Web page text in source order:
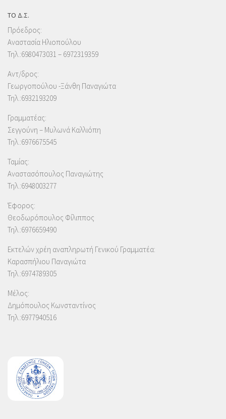
ΤΟ Δ.Σ.
Πρόεδρος:
Αναστασία Ηλιοπούλου
Τηλ.:6980473031 – 6972319359
Αντ/δρος:
Γεωργοπούλου -Ξάνθη Παναγιώτα
Τηλ.:6932193209
Γραμματέας:
Σεγγούνη – Μυλωνά Καλλιόπη
Τηλ.:6976675545
Ταμίας:
Αναστασόπουλος Παναγιώτης
Τηλ.:6948003277
Έφορος:
Θεοδωρόπουλος Φίλιππος
Τηλ.:6976659490
Εκτελών χρέη αναπληρωτή Γενικού Γραμματέα:
Καρασπήλιου Παναγιώτα
Τηλ.:6974789305
Μέλος:
Δημόπουλος Κωνσταντίνος
Τηλ.:6977940516